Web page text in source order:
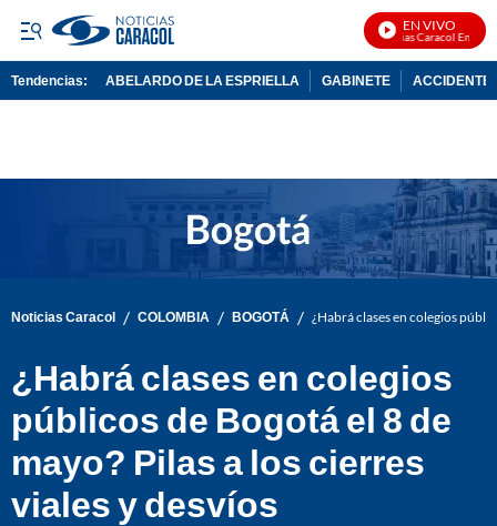
EN VIVO
Noticias Caracol En Vivo
Tendencias: ABELARDO DE LA ESPRIELLA GABINETE ACCIDENTE
Noticias Caracol / COLOMBIA / BOGOTÁ / ¿Habrá clases en colegios
¿Habrá clases en colegios
públicos de Bogotá el 8 de
mayo? Pilas a los cierres
viales y desvíos